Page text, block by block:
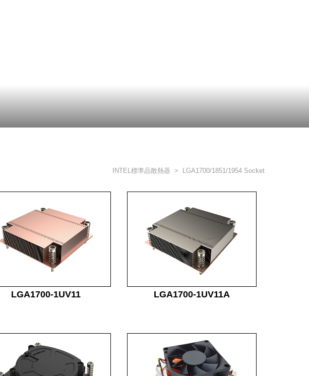
INTEL標準品散熱器 > LGA1700/1851/1954 Socket
LGA1700-1UV11
LGA1700-1UV11A